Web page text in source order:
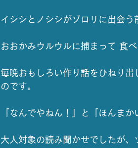
イシシとノシシがゾロリに出会う
おおかみウルウルに捕まって 食
毎晩おもしろい作り話をひねり出
のです。
「なんでやねん！」と「ほんま
大人対象の読み聞かせでしたが